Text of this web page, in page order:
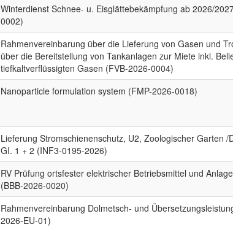
Winterdienst Schnee- u. Eisglättebekämpfung ab 2026/
0002)
Rahmenvereinbarung über die Lieferung von Gasen und
über die Bereitstellung von Tankanlagen zur Miete inkl.
tiefkaltverflüssigten Gasen (FVB-2026-0004)
Nanoparticle formulation system (FMP-2026-0018)
Lieferung Stromschienenschutz, U2, Zoologischer Garten /
GI. 1 + 2 (INF3-0195-2026)
RV Prüfung ortsfester elektrischer Betriebsmittel und
(BBB-2026-0020)
Rahmenvereinbarung Dolmetsch- und
2026-EU-01)